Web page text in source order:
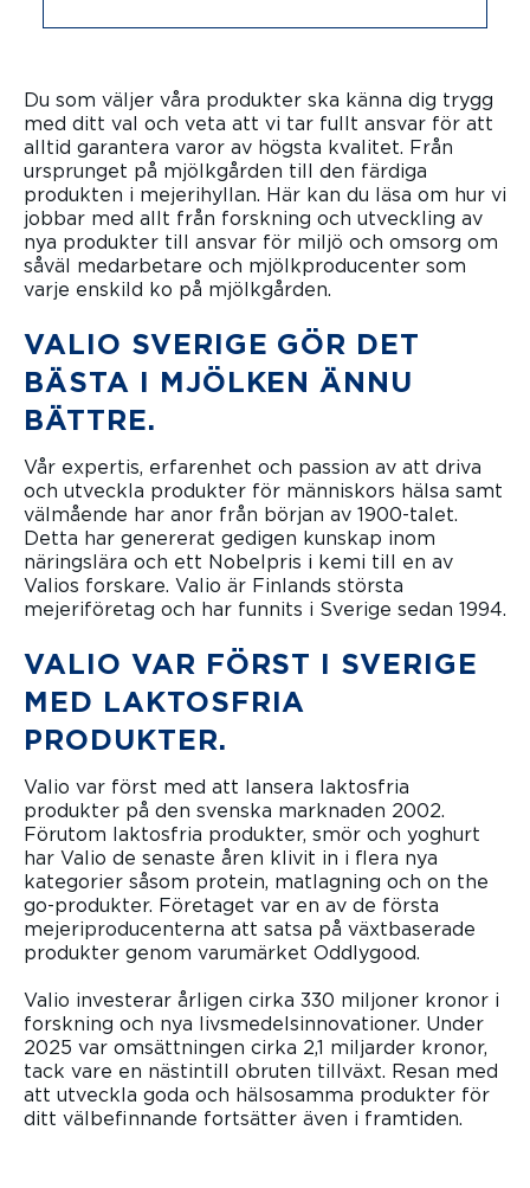
Du som väljer våra produkter ska känna dig trygg
med ditt val och veta att vi tar fullt ansvar för att
alltid garantera varor av högsta kvalitet. Från
ursprunget på mjölkgården till den färdiga
produkten i mejerihyllan. Här kan du läsa om hur vi
jobbar med allt från forskning och utveckling av
nya produkter till ansvar för miljö och omsorg om
såväl medarbetare och mjölkproducenter som
varje enskild ko på mjölkgården.
VALIO SVERIGE GÖR DET
BÄSTA I MJÖLKEN ÄNNU
BÄTTRE.
Vår expertis, erfarenhet och passion av att driva
och utveckla produkter för människors hälsa samt
välmående har anor från början av 1900-talet.
Detta har genererat gedigen kunskap inom
näringslära och ett Nobelpris i kemi till en av
Valios forskare. Valio är Finlands största
mejeriföretag och har funnits i Sverige sedan 1994.
VALIO VAR FÖRST I SVERIGE
MED LAKTOSFRIA
PRODUKTER.
Valio var först med att lansera laktosfria
produkter på den svenska marknaden 2002.
Förutom laktosfria produkter, smör och yoghurt
har Valio de senaste åren klivit in i flera nya
kategorier såsom protein, matlagning och on the
go-produkter. Företaget var en av de första
mejeriproducenterna att satsa på växtbaserade
produkter genom varumärket Oddlygood.
Valio investerar årligen cirka 330 miljoner kronor i
forskning och nya livsmedelsinnovationer. Under
2025 var omsättningen cirka 2,1 miljarder kronor,
tack vare en nästintill obruten tillväxt. Resan med
att utveckla goda och hälsosamma produkter för
ditt välbefinnande fortsätter även i framtiden.